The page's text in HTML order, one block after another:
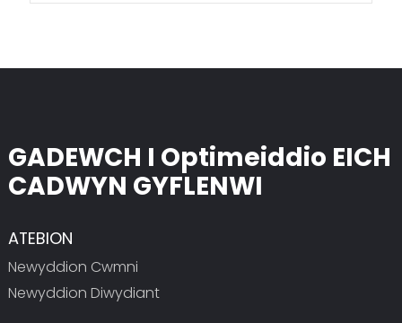
GADEWCH I Optimeiddio EICH
CADWYN GYFLENWI
ATEBION
Newyddion Cwmni
Newyddion Diwydiant